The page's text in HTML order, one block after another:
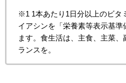
※1 1本あたり1日分以上のビタ
イアシンを「栄養素等表示基準
ます。食生活は、主食、主菜
ランスを。